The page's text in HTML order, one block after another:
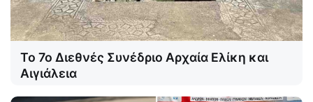
Το 7ο Διεθνές Συνέδριο Αρχαία Ελίκη και
Αιγιάλεια